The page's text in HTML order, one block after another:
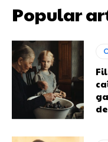
Popular